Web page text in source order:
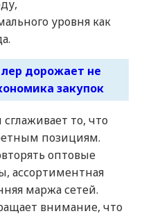
уровня как
дорожает не
закупок
то, что
позициям.
оптовые
ассортиментная
маржа сетей.
внимание, что